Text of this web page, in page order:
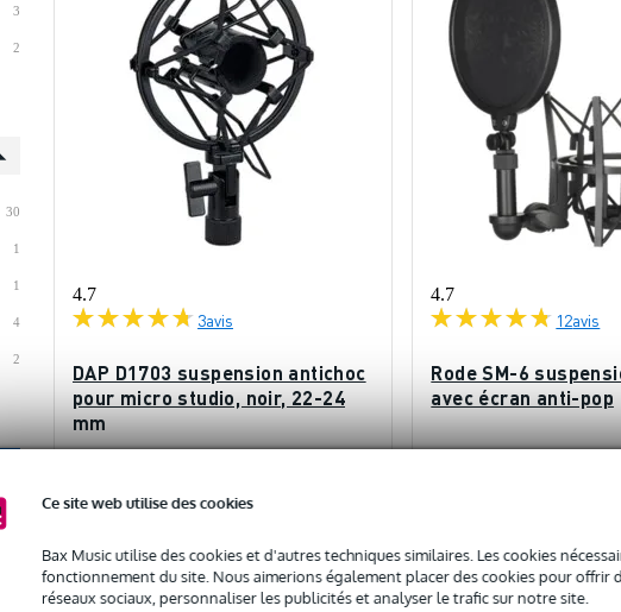
Ce site web utilise des cookies
Bax Music utilise des cookies et d'autres techniques similaires. Les cookies
fonctionnement du site. Nous aimerions également placer des cookies pour offrir
réseaux sociaux, personnaliser les publicités et analyser le trafic sur notre site.
3
2
30
1
1
4
2
4.7
3avis
DAP D1703 suspension antichoc
pour micro studio, noir, 22-24
mm
Prix public
Ajouter au panier
4.7
12avis
Rode SM-6
avec écran anti-pop
Ajouter au